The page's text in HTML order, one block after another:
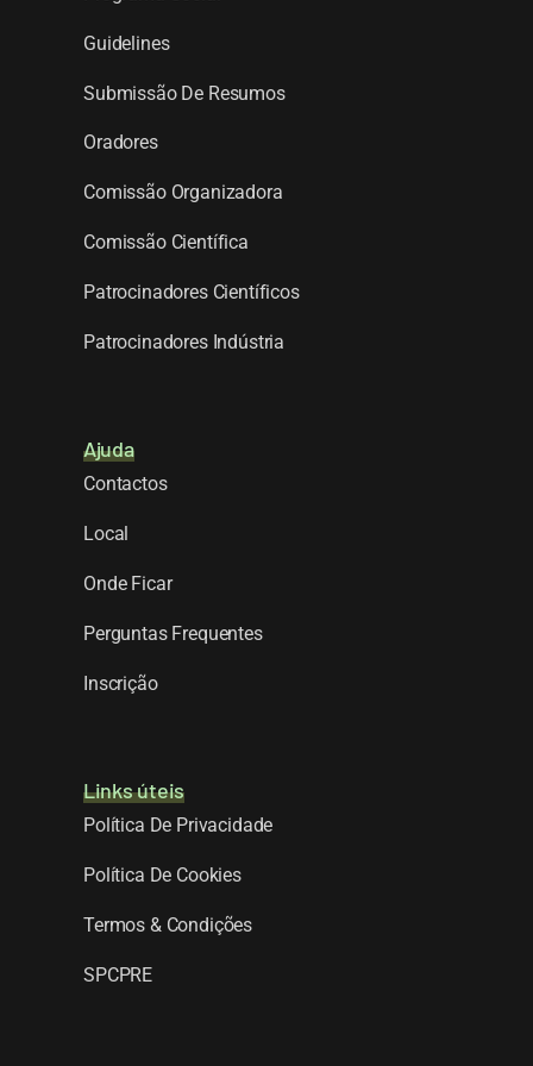
Guidelines
Submissão De Resumos
Oradores
Comissão Organizadora
Comissão Científica
Patrocinadores Científicos
Patrocinadores Indústria
Ajuda
Contactos
Local
Onde Ficar
Perguntas Frequentes
Inscrição
Links úteis
Política De Privacidade
Política De Cookies
Termos & Condições
SPCPRE